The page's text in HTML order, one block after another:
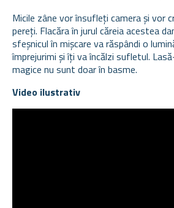
Micile zâne vor însufleți camera și vor
pereți. Flacăra în jurul căreia acestea
sfeșnicul în mișcare va răspândi o
împrejurimi și îți va încălzi sufletul.
magice nu sunt doar în basme.
Video ilustrativ